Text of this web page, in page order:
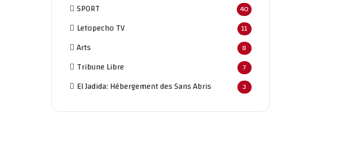
SPORT 40
Letopecho TV 11
Arts 8
Tribune Libre 7
El Jadida: Hébergement des Sans Abris 3